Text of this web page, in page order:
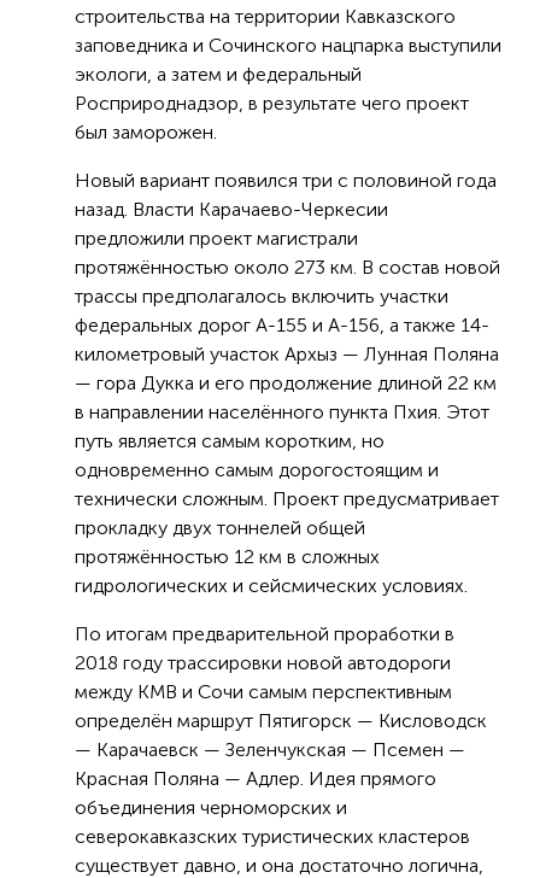
строительства на территории Кавказского
заповедника и Сочинского нацпарка выступили
экологи, а затем и федеральный
Росприроднадзор, в результате чего проект
был заморожен.
Новый вариант появился три с половиной года
назад. Власти Карачаево-Черкесии
предложили проект магистрали
протяжённостью около 273 км. В состав новой
трассы предполагалось включить участки
федеральных дорог А-155 и А-156, а также 14-
километровый участок Архыз — Лунная Поляна
— гора Дукка и его продолжение длиной 22 км
в направлении населённого пункта Пхия. Этот
путь является самым коротким, но
одновременно самым дорогостоящим и
технически сложным. Проект предусматривает
прокладку двух тоннелей общей
протяжённостью 12 км в сложных
гидрологических и сейсмических условиях.
По итогам предварительной проработки в
2018 году трассировки новой автодороги
между КМВ и Сочи самым перспективным
определён маршрут Пятигорск — Кисловодск
— Карачаевск — Зеленчукская — Псемен —
Красная Поляна — Адлер. Идея прямого
объединения черноморских и
северокавказских туристических кластеров
существует давно, и она достаточно логична,